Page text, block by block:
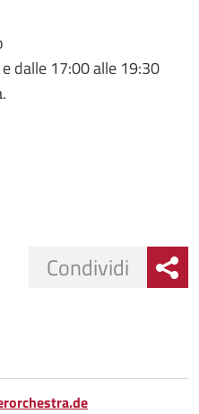
dalle 17:00 alle 19:30
Condividi